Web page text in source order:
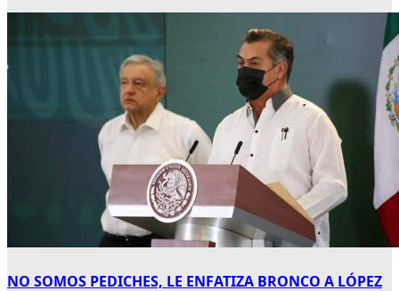
NO SOMOS PEDICHES, LE ENFATIZA BRONCO A LÓPEZ